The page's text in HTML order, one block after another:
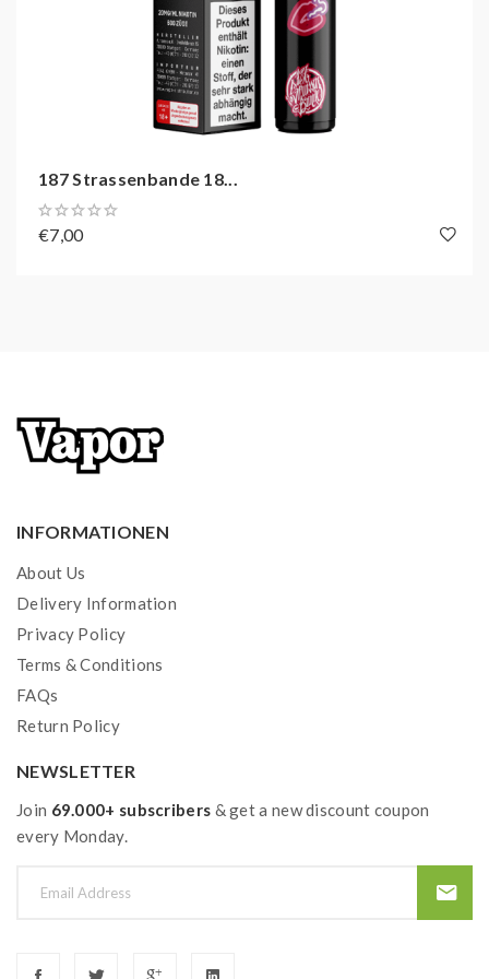
Zugverhalten: MTL
Zugautomatik
Bis zu 600 Züge dampfen
187 Strassenbande 18...
€7,00
INFORMATIONEN
About Us
Delivery Information
Privacy Policy
Terms & Conditions
FAQs
Return Policy
NEWSLETTER
Join 69.000+ subscribers & get a new discount coupon
every Monday.